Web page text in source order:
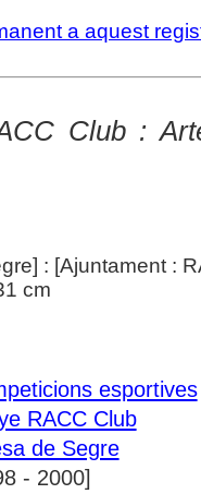
a aquest
Club :
: [Ajuntament :
cm
esportives
RACC Club
de Segre
- 2000]